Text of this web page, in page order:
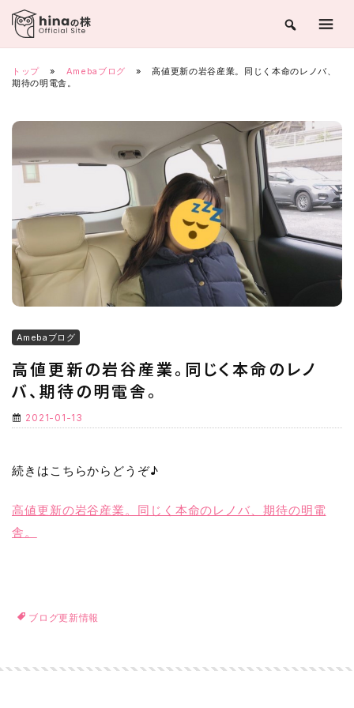
Skip
content
トップ » Amebaブログ »
高値更新の岩谷産業。同じく本命のレノバ、
期待の明電舎。
Amebaブログ
高値更新の岩谷産業。同じく本命のレノ
バ、期待の明電舎。
2021-01-13
続きはこちらからどうぞ♪
高値更新の岩谷産業。同じく本命のレノバ、期待の明電
舎。
ブログ更新情報